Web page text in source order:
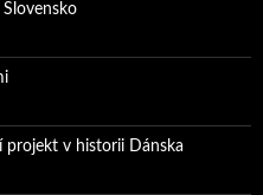
Slovensko
projekt v historii Dánska